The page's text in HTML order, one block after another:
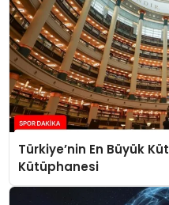
Türkiye’nin En Büyük
Kütüphanesi